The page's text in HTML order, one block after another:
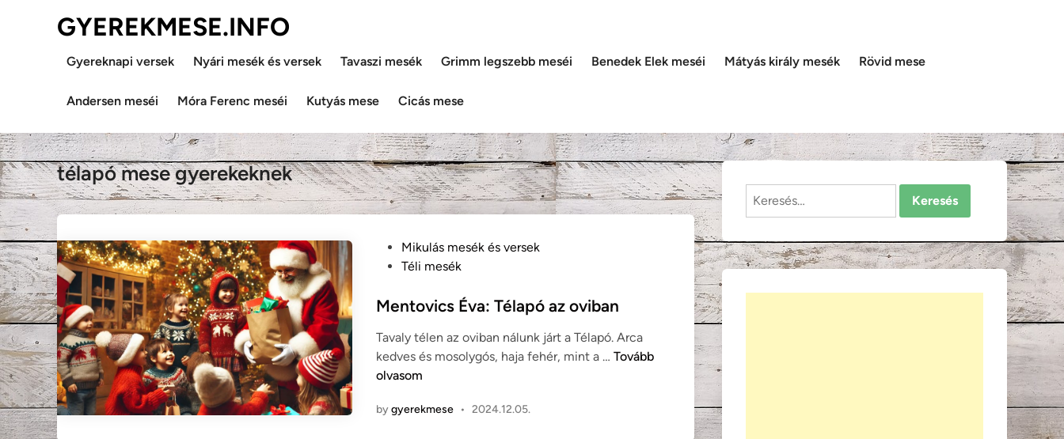
GYEREKMESE.INFO
Gyereknapi versek Nyári mesék és versek Tavaszi mesék Grimm legszebb meséi Benedek Elek meséi Mátyás király mesék Rövid mese
Andersen meséi Móra Ferenc meséi Kutyás mese Cicás mese
télapó mese gyerekeknek
t
d
i
n
Mikulás mesék és versek
Téli mesék
Mentovics Éva: Télapó az oviban
Tavaly télen az oviban nálunk járt a Télapó. Arca
kedves és mosolygós, haja fehér, mint a … M
Tovább
olvasom
bygyerekmese • 2024.12.05.
Keresés: